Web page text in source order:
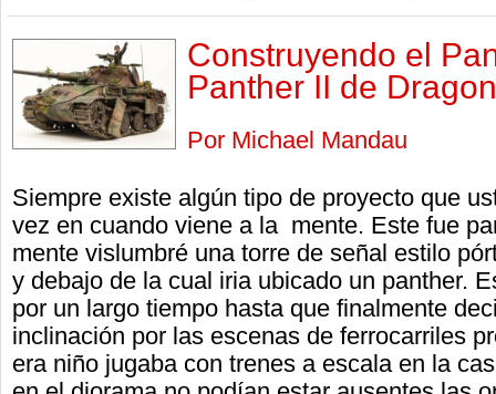
Construyendo el
Panther II de
Por Michael Mandau
Siempre existe algún tipo de proyecto que
vez en cuando viene a la mente. Este fue
mente vislumbré una torre de señal estilo
y debajo de la cual iria ubicado un panther.
por un largo tiempo hasta que finalmente
inclinación por las escenas de ferrocarriles
era niño jugaba con trenes a escala en la